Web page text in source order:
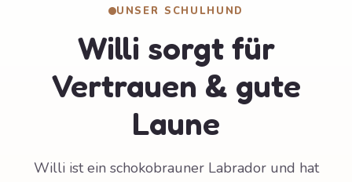
UNSER SCHULHUND
Willi sorgt für
Vertrauen & gute
Laune
Willi ist ein schokobrauner Labrador und hat